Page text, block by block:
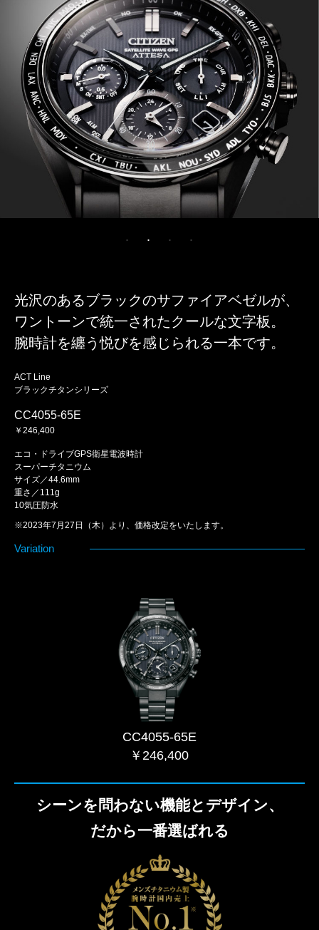
光沢のあるブラックのサファイアベゼルが、
ワントーンで統一されたクールな文字板。
腕時計を纏う悦びを感じられる一本です。
ACT Line
ブラックチタンシリーズ
CC4055-65E
￥246,400
エコ・ドライブGPS衛星電波時計
スーパーチタニウム
サイズ／44.6mm
重さ／111g
10気圧防水
※2023年7月27日（木）より、価格改定をいたします。
Variation
CC4055-65E
￥246,400
シーンを問わない機能とデザイン、
だから一番選ばれる